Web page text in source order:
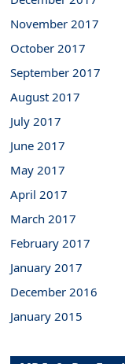
November 2017
October 2017
September 2017
August 2017
July 2017
June 2017
May 2017
April 2017
March 2017
February 2017
January 2017
December 2016
January 2015